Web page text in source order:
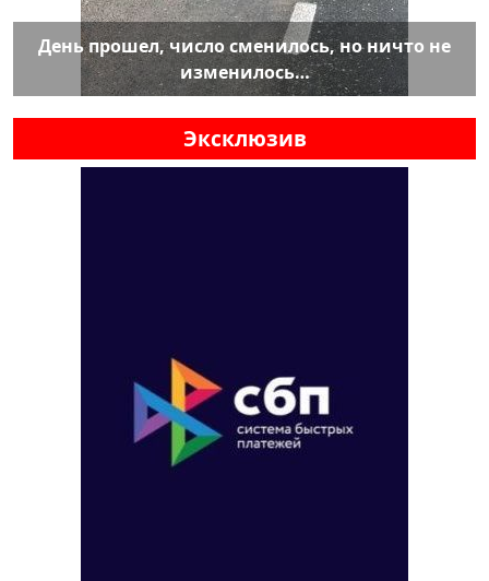
День прошел, число сменилось, но ничто не
изменилось…
Эксклюзив